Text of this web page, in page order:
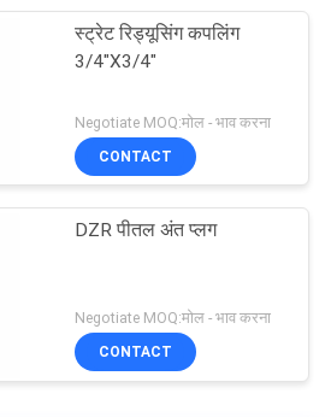
स्ट्रेट रिड्यूसिंग कपलिंग
3/4"X3/4"
Negotiate MOQ:मोल - भाव करना
CONTACT
DZR पीतल अंत प्लग
Negotiate MOQ:मोल - भाव करना
CONTACT